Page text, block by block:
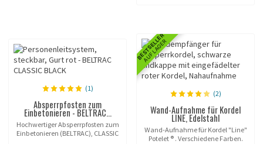
(1)
Absperrpfosten zum
Einbetonieren - BELTRAC...
Hochwertiger Absperrpfosten zum
Einbetonieren (BELTRAC), CLASSIC
BESTSELLER
AUF LAGER
(2)
Wand-Aufnahme für Kordel
LINE, Edelstahl
Wand-Aufnahme für Kordel "Line"
Potelet ® . Verschiedene Farben.